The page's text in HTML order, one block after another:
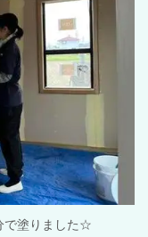
で塗りました☆